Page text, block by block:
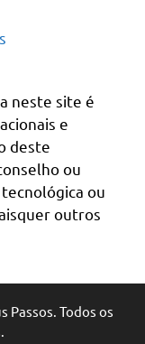
neste site é
e
deste
ou
ou
outros
Passos. Todos os